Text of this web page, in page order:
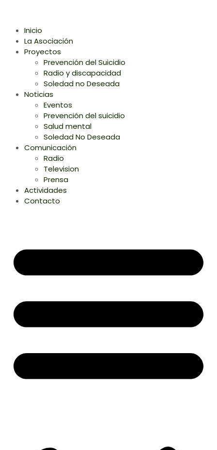
Inicio
La Asociación
Proyectos
Prevención del Suicidio
Radio y discapacidad
Soledad no Deseada
Noticias
Eventos
Prevención del suicidio
Salud mental
Soledad No Deseada
Comunicación
Radio
Television
Prensa
Actividades
Contacto